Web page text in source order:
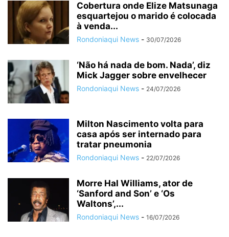
Cobertura onde Elize Matsunaga
esquartejou o marido é colocada
à venda...
Rondoniaqui News - 30/07/2026
‘Não há nada de bom. Nada’, diz
Mick Jagger sobre envelhecer
Rondoniaqui News - 24/07/2026
Milton Nascimento volta para
casa após ser internado para
tratar pneumonia
Rondoniaqui News - 22/07/2026
Morre Hal Williams, ator de
‘Sanford and Son’ e ‘Os
Waltons’,...
Rondoniaqui News - 16/07/2026